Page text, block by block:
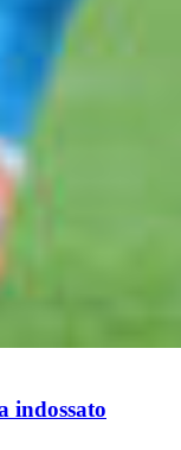
indossato